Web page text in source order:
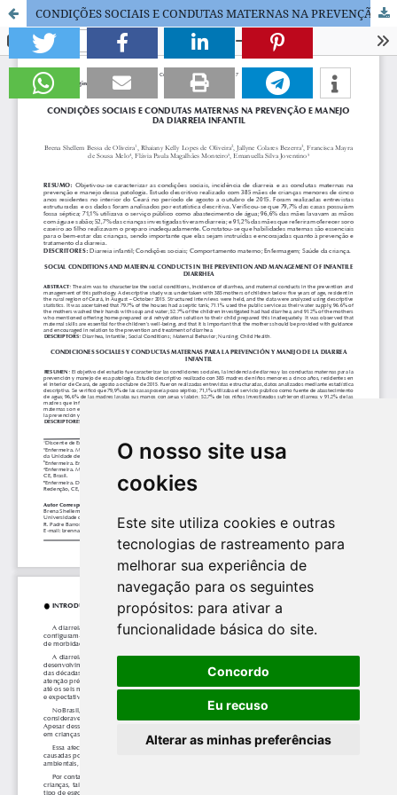
O nosso site usa
cookies
Este site utiliza cookies e outras
tecnologias de rastreamento para
melhorar sua experiência de
navegação para os seguintes
propósitos: para ativar a
funcionalidade básica do site.
Concordo
Eu recuso
Alterar as minhas preferências
CONDIÇÕES SOCIAIS E CONDUTAS MATERNAS NA PREVENÇÃO E MANEJO DA DIARREIA INFANTIL